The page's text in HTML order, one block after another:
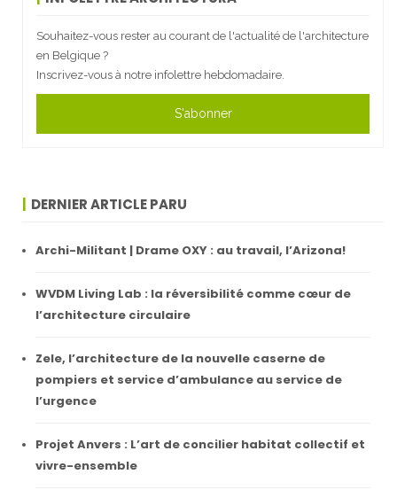
Souhaitez-vous rester au courant de l'actualité de l'architecture
en Belgique ?
Inscrivez-vous à notre infolettre hebdomadaire.
S'abonner
DERNIER ARTICLE PARU
Archi-Militant | Drame OXY : au travail, l’Arizona!
WVDM Living Lab : la réversibilité comme cœur de
l’architecture circulaire
Zele, l’architecture de la nouvelle caserne de
pompiers et service d’ambulance au service de
l’urgence
Projet Anvers : L’art de concilier habitat collectif et
vivre-ensemble